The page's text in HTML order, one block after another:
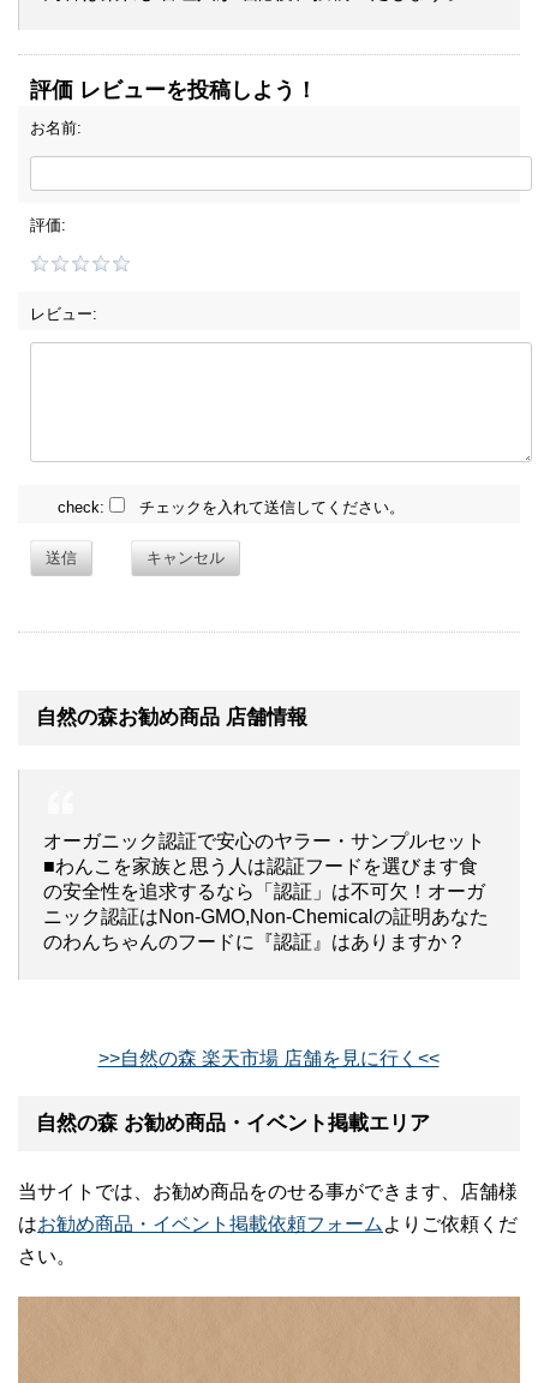
評価 レビューを投稿しよう！
お名前:
評価:
レビュー:
check: チェックを入れて送信してください。
送信 キャンセル
自然の森お勧め商品 店舗情報
オーガニック認証で安心のヤラー・サンプルセット
■わんこを家族と思う人は認証フードを選びます食
の安全性を追求するなら「認証」は不可欠！オーガ
ニック認証はNon-GMO,Non-Chemicalの証明あなた
のわんちゃんのフードに『認証』はありますか？
>>自然の森 楽天市場 店舗を見に行く<<
自然の森 お勧め商品・イベント掲載エリア
当サイトでは、お勧め商品をのせる事ができます、店舗様
はお勧め商品・イベント掲載依頼フォーム よりご依頼くだ
さい。